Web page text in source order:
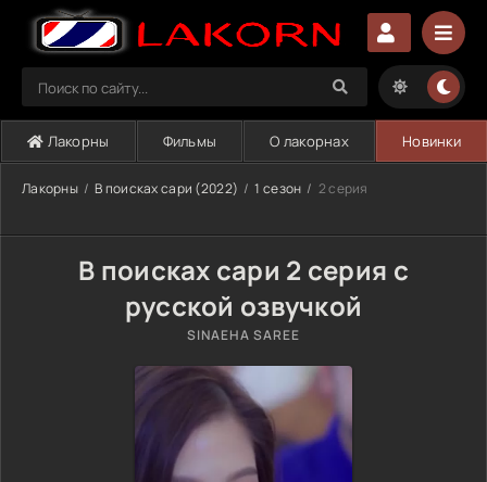
Лакорны Фильмы О лакорнах Новинки
Лакорны В поисках сари (2022) 1 сезон 2 серия
В поисках сари 2 серия с
русской озвучкой
SINAEHA SAREE